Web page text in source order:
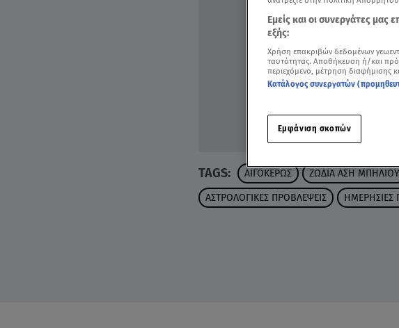
TAGS: ΑΙΓΟΚΕΡΩΣ ΖΩΔΙΑ ΑΣΗ ΜΠΗΛΙΟΥ
ΑΣΤΡΟΛΟΓΙΚΕΣ ΠΡΟΒΛΕΨΕΙΣ ΗΜΕΡΗΣΙΕΣ
Εμείς και οι συνεργάτες
εξής:
Χρήση επακριβών δεδομένων
ταυτότητας. Αποθήκευση ή/και
περιεχόμενο, μέτρηση διαφήμισης
Κατάλογος συνεργατών
Εμφάνιση σκοπών